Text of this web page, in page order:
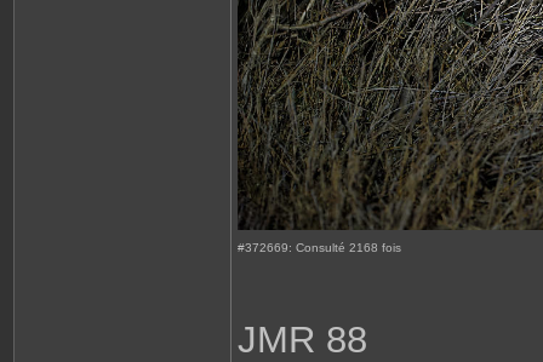
#372669: Consulté 2168 fois
JMR 88